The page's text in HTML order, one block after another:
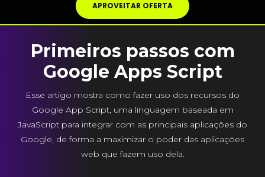
APROVEITAR OFERTA
Primeiros passos com
Google Apps Script
Esse artigo mostra como fazer uso dos recursos do
Google App Script, uma linguagem baseada em
JavaScript para integrar com as principais aplicações do
Google, de forma a maximizar o poder das aplicações
web que fazem uso dela.